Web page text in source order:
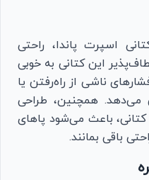
اسپرت پاندا، راحتی
این کتانی به خوبی
ناشی از راه‌رفتن یا
می‌دهد. همچنین، طراحی
باعث می‌شود پاهای
باقی بمانند.